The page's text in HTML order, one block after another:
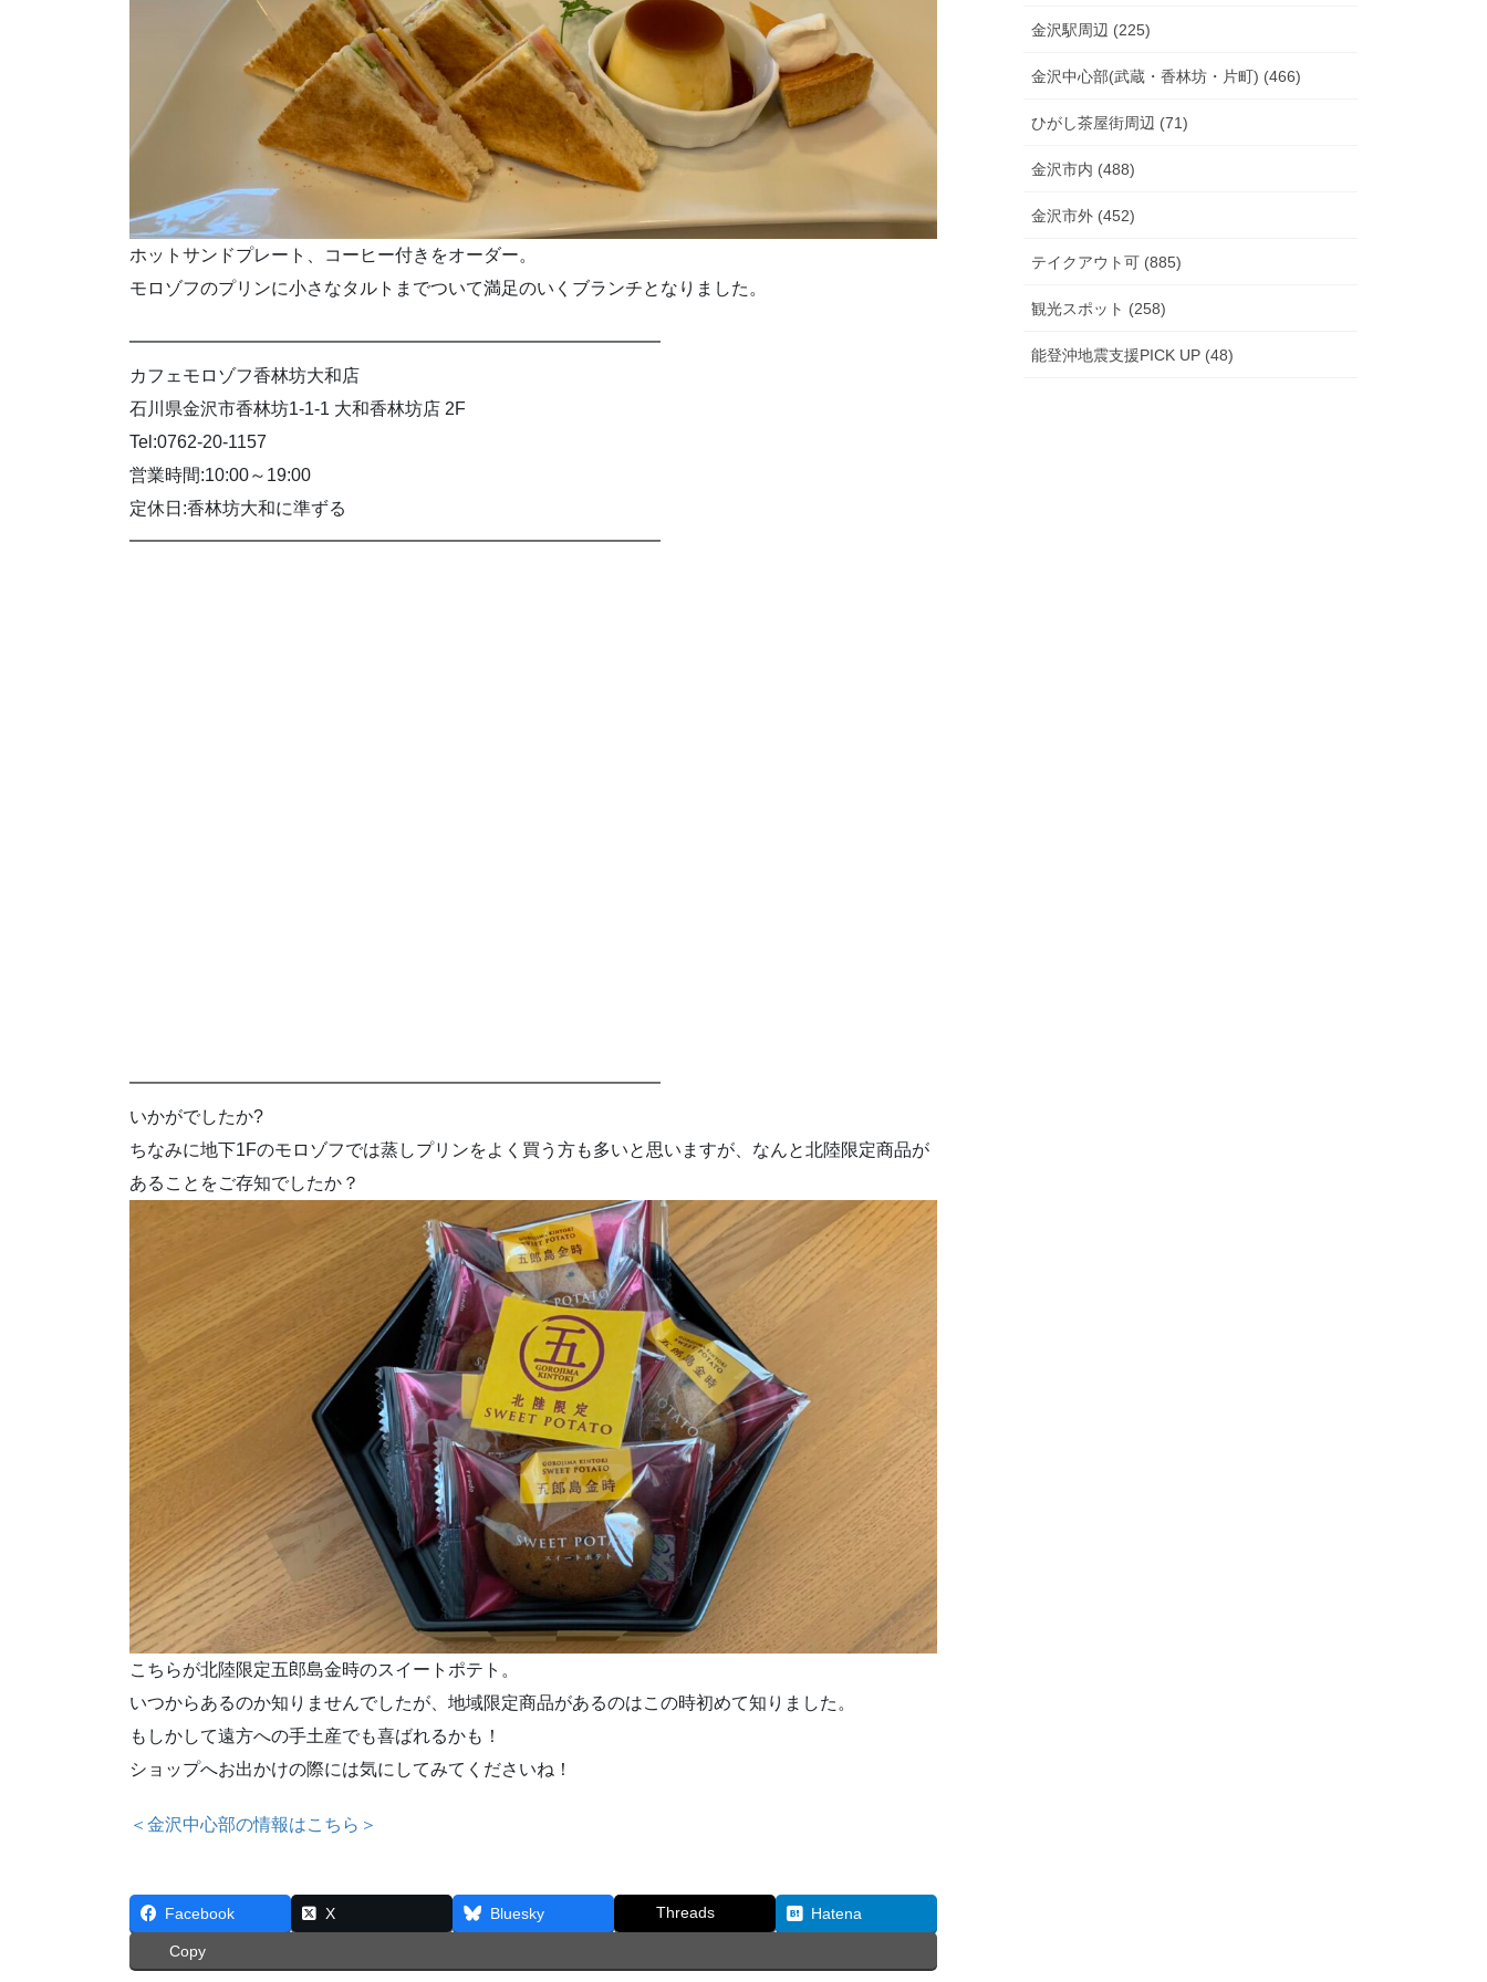
ホットサンドプレート、コーヒー付きをオーダー。
モロゾフのプリンに小さなタルトまでついて満足のいくブランチとなりました。
━━━━━━━━━━━━━━━━━━━━━━━━━━━━━━
カフェモロゾフ香林坊大和店
石川県金沢市香林坊1-1-1 大和香林坊店 2F
Tel:0762-20-1157
営業時間:10:00～19:00
定休日:香林坊大和に準ずる
━━━━━━━━━━━━━━━━━━━━━━━━━━━━━━
━━━━━━━━━━━━━━━━━━━━━━━━━━━━━━
いかがでしたか?
ちなみに地下1Fのモロゾフでは蒸しプリンをよく買う方も多いと思いますが、なんと北陸限定商品が
あることをご存知でしたか？
こちらが北陸限定五郎島金時のスイートポテト。
いつからあるのか知りませんでしたが、地域限定商品があるのはこの時初めて知りました。
もしかして遠方への手土産でも喜ばれるかも！
ショップへお出かけの際には気にしてみてくださいね！
＜金沢中心部の情報はこちら＞
Facebook X Bluesky Threads Hatena
Copy
金沢駅周辺 (225)
金沢中心部(武蔵・香林坊・片町) (466)
ひがし茶屋街周辺 (71)
金沢市内 (488)
金沢市外 (452)
テイクアウト可 (885)
観光スポット (258)
能登沖地震支援PICK UP (48)